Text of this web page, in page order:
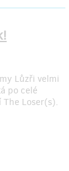
Lůzři velmi
po celé
Loser(s).